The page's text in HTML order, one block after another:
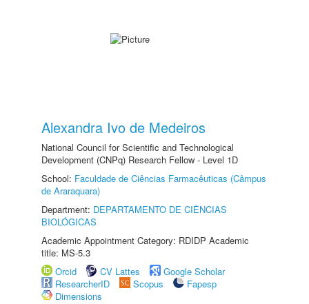
Alexandra Ivo de Medeiros
National Council for Scientific and Technological
Development (CNPq) Research Fellow - Level 1D
School: Faculdade de Ciências Farmacêuticas (Câmpus
de Araraquara)
Department: DEPARTAMENTO DE CIÊNCIAS
BIOLÓGICAS
Academic Appointment Category: RDIDP Academic
title: MS-5.3
Orcid
CV Lattes
Google Scholar
ResearcherID
Scopus
Fapesp
Dimensions